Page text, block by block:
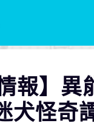
情報】
犬怪奇